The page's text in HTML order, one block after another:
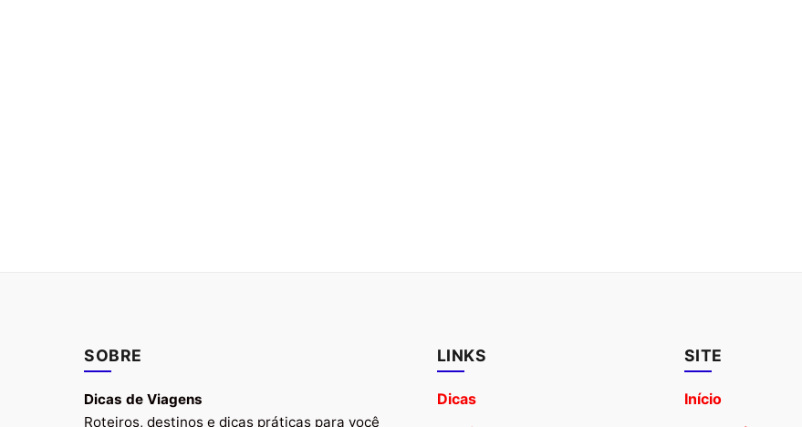
SOBRE
Dicas de Viagens
Roteiros, destinos e dicas práticas para você
LINKS
Dicas
SITE
Início